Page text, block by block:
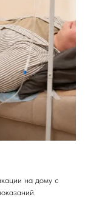
на дому с